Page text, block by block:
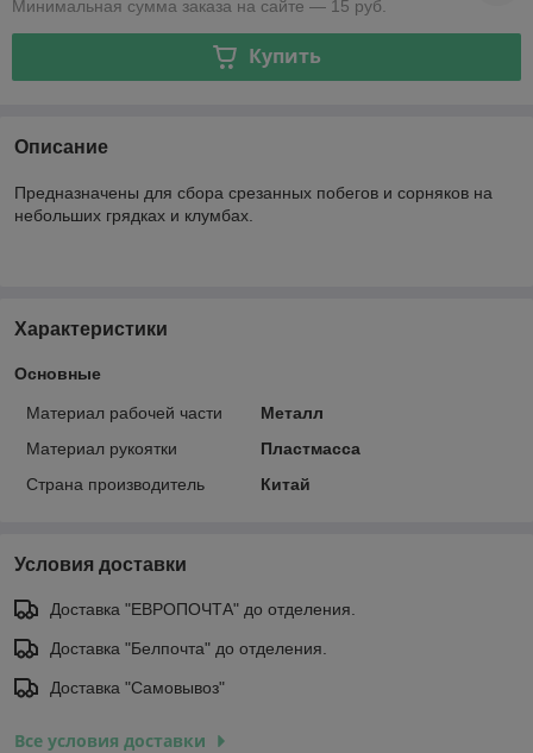
Минимальная сумма заказа на сайте — 15 руб.
Купить
Описание
Предназначены для сбора срезанных побегов и сорняков на
небольших грядках и клумбах.
Характеристики
Основные
Материал рабочей части
Металл
Материал рукоятки
Пластмасса
Страна производитель
Китай
Условия доставки
Доставка "ЕВРОПОЧТА" до отделения.
Доставка "Белпочта" до отделения.
Доставка "Самовывоз"
Все условия доставки